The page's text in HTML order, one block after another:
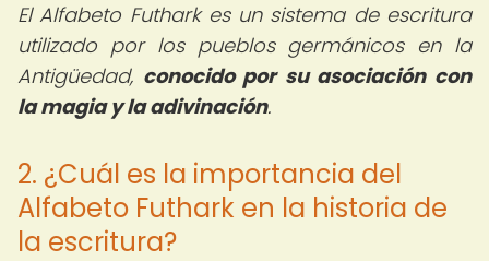
El Alfabeto Futhark es un sistema de escritura
utilizado por los pueblos germánicos en la
Antigüedad, conocido por su asociación con
la magia y la adivinación.
2. ¿Cuál es la importancia del
Alfabeto Futhark en la historia de
la escritura?